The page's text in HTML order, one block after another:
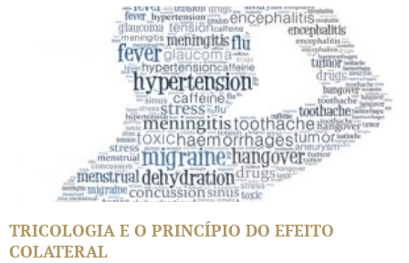
TRICOLOGIA E O PRINCÍPIO DO EFEITO
COLATERAL